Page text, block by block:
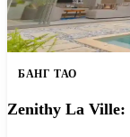
БАНГ ТАО
Zenithy La Ville: